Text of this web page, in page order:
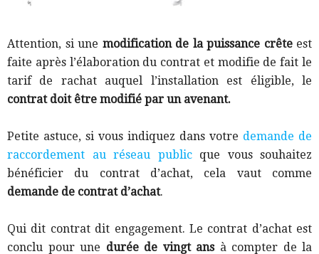
Attention, si une modification de la puissance crêteest
faite après l’élaboration du contrat et modifie de fait le
tarif de rachat auquel l’installation est éligible, le
contrat doit être modifié par un avenant.
Petite astuce, si vous indiquez dans votre demande de
raccordement au réseau publicque vous souhaitez
bénéficier du contrat d’achat, cela vaut comme
demande de contrat d’achat.
Qui dit contrat dit engagement. Le contrat d’achat est
conclu pour une durée de vingt ansà compter de la